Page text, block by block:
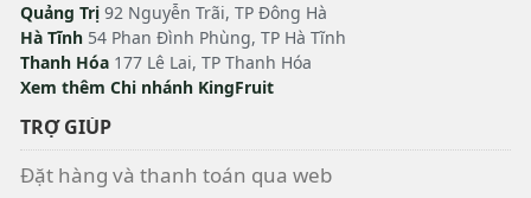
Quảng Trị 92 Nguyễn Trãi, TP Đông Hà
Hà Tĩnh 54 Phan Đình Phùng, TP Hà Tĩnh
Thanh Hóa 177 Lê Lai, TP Thanh Hóa
Xem thêm Chi nhánh KingFruit
TRỢ GIÚP
Đặt hàng và thanh toán qua web